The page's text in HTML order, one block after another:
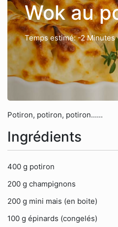
Wok au
Temps estimé: -2 Minutes
Potiron, potiron, potiron......
Ingrédients
400 g potiron
200 g champignons
200 g mini mais (en boite)
100 g épinards (congelés)